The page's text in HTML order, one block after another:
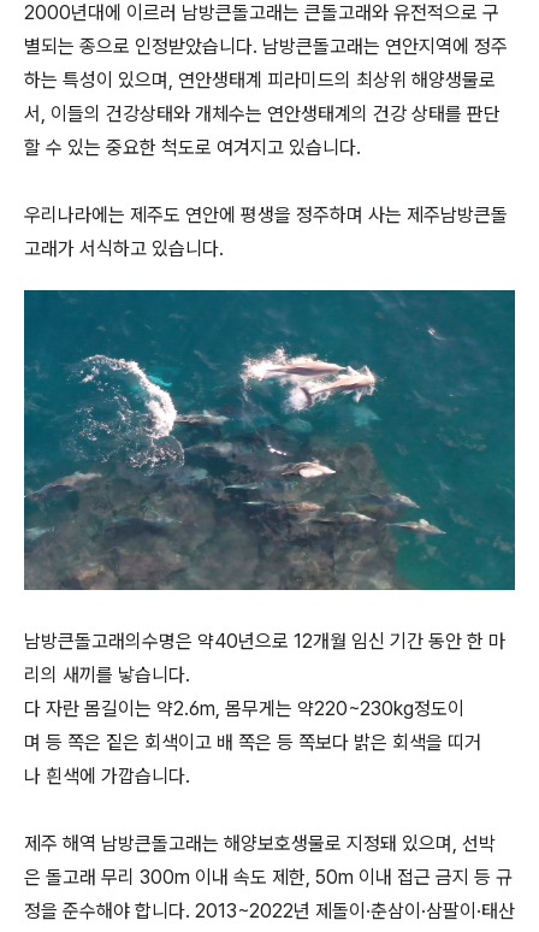
2000년대에 이르러 남방큰돌고래는 큰돌고래와 유전적으로 구
별되는 종으로 인정받았습니다. 남방큰돌고래는 연안지역에 정주
하는 특성이 있으며, 연안생태계 피라미드의 최상위 해양생물로
서, 이들의 건강상태와 개체수는 연안생태계의 건강 상태를 판단
할 수 있는 중요한 척도로 여겨지고 있습니다.
우리나라에는 제주도 연안에 평생을 정주하며 사는 제주남방큰돌
고래가 서식하고 있습니다.
남방큰돌고래의수명은 약40년으로 12개월 임신 기간 동안 한 마
리의 새끼를 낳습니다.
다 자란 몸길이는 약2.6m, 몸무게는 약220~230kg정도이
며 등 쪽은 짙은 회색이고 배 쪽은 등 쪽보다 밝은 회색을 띠거
나 흰색에 가깝습니다.
제주 해역 남방큰돌고래는 해양보호생물로 지정돼 있으며, 선박
은 돌고래 무리 300m 이내 속도 제한, 50m 이내 접근 금지 등 규
정을 준수해야 합니다. 2013~2022년 제돌이·춘삼이·삼팔이·태산